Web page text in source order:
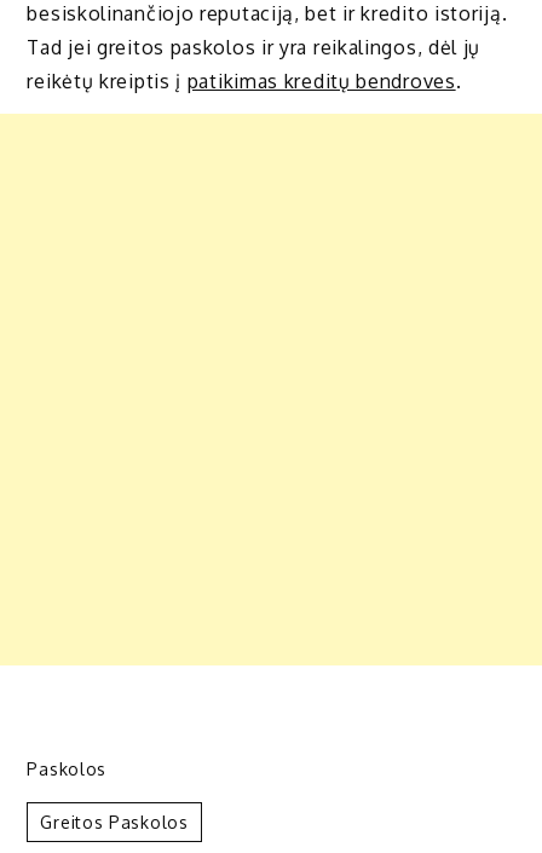
besiskolinančiojo reputaciją, bet ir kredito istoriją.
Tad jei greitos paskolos ir yra reikalingos, dėl jų
reikėtų kreiptis į patikimas kreditų bendroves.
Paskolos
Greitos Paskolos